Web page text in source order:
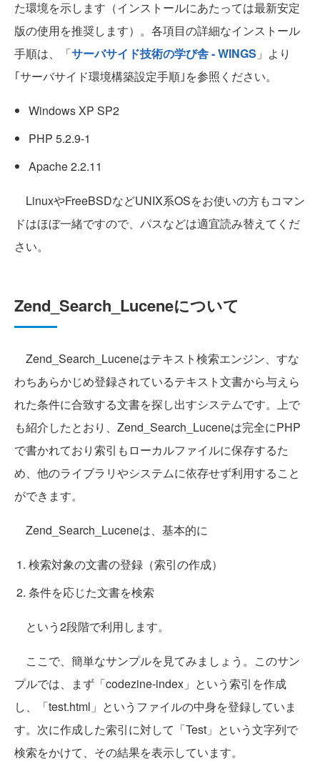
た環境を示します（インストールにあたっては最新安定
版の使用を推奨します）。各項目の詳細なインストール
手順は、「サーバサイド技術の学び舎 - WINGS 」より
｢サーバサイド環境構築設定手順｣を参照ください。
Windows XP SP2
PHP 5.2.9-1
Apache 2.2.11
LinuxやFreeBSDなどUNIX系OSをお使いの方もコマン
ドはほぼ一緒ですので、パスなどは適宜読み替えてくだ
さい。
Zend_Search_Luceneについて
Zend_Search_Luceneはテキスト検索エンジン、すな
わちあらかじめ登録されているテキスト文書から与えら
れた条件に合致する文書を探し出すシステムです。上で
も紹介したとおり、Zend_Search_Luceneは完全にPHP
で書かれており索引もローカルファイルに保存するた
め、他のライブラリやシステムに依存せず利用すること
ができます。
Zend_Search_Luceneは、基本的に
検索対象の文書の登録（索引の作成）
条件を応じた文書を検索
という2段階で利用します。
ここで、簡単なサンプルを見てみましょう。このサン
プルでは、まず「codezine-index」という索引を作成
し、「test.html」というファイルの中身を登録していま
す。次に作成した索引に対して「Test」という文字列で
検索をかけて、その結果を表示しています。